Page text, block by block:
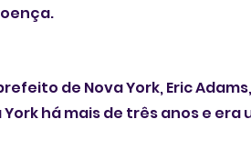
de Nova York, Eric
há mais de três anos e